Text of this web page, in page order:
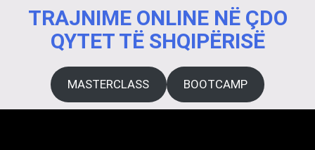
TRAJNIME ONLINE NË ÇDO
QYTET TË SHQIPËRISË
MASTERCLASS BOOTCAMP